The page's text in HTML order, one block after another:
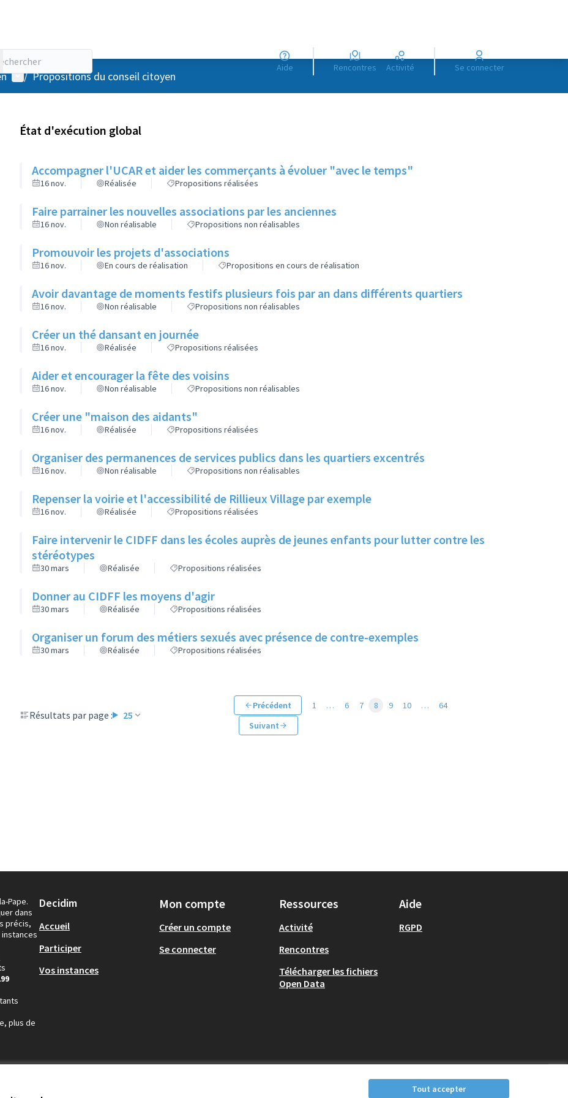
Tout accepter
Aide Rencontres Activité Se connecter
Menu utilisateur
/ Propositions du conseil citoyen
État d'exécution global
Accompagner l'UCAR et aider les commerçants à évoluer "avec le temps"
16 nov. Réalisée Propositions réalisées
Faire parrainer les nouvelles associations par les anciennes
16 nov. Non réalisable Propositions non réalisables
Promouvoir les projets d'associations
16 nov. En cours de réalisation Propositions en cours de réalisation
Avoir davantage de moments festifs plusieurs fois par an dans différents quartiers
16 nov. Non réalisable Propositions non réalisables
Créer un thé dansant en journée
16 nov. Réalisée Propositions réalisées
Aider et encourager la fête des voisins
16 nov. Non réalisable Propositions non réalisables
Créer une "maison des aidants"
16 nov. Réalisée Propositions réalisées
Organiser des permanences de services publics dans les quartiers excentrés
16 nov. Non réalisable Propositions non réalisables
Repenser la voirie et l'accessibilité de Rillieux Village par exemple
16 nov. Réalisée Propositions réalisées
Faire intervenir le CIDFF dans les écoles auprès de jeunes enfants pour lutter contre les
stéréotypes
30 mars Réalisée Propositions réalisées
Donner au CIDFF les moyens d'agir
30 mars Réalisée Propositions réalisées
Organiser un forum des métiers sexués avec présence de contre-exemples
30 mars Réalisée Propositions réalisées
Résultats par page : 25
Précédent 1 … 6 7 8 9 10 …
64
Suivant
Pape.
dans
précis,
plus de
Decidim
Accueil
Participer
Vos instances
Mon compte
Créer un compte
Se connecter
Ressources
Activité
Rencontres
Télécharger les fichiers
Open Data
Aide
RGPD